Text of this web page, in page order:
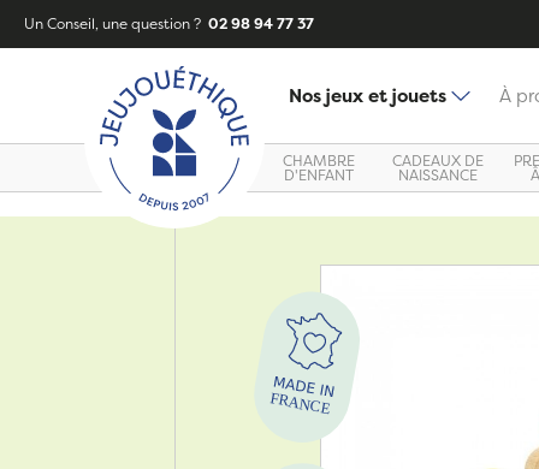
Un Conseil, une question ? 02 98 94 77 37
Nos jeux et jouets À
CHAMBRE
D'ENFANT
CADEAUX DE
NAISSANCE